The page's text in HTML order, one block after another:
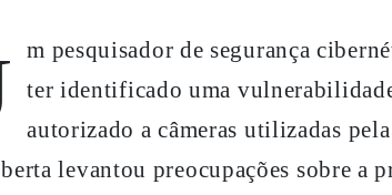
ter identificado uma
autorizado a câmeras utilizadas
levantou preocupações sobre a